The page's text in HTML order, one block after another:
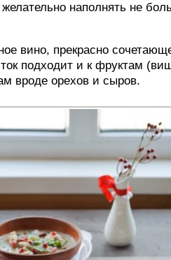
наполнять не
вино, прекрасно
подходит и к фруктам
вроде орехов и сыров.